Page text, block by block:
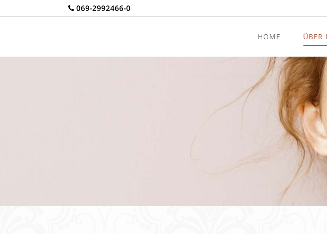
069-2992466-0
HOME ÜBER